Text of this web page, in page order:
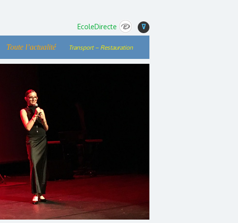
EcoleDirecte ⊽
Toute l’actualité Transport – Restauration